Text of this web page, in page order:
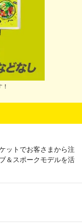
ットでお客さまから注
＆スポークモデルを活